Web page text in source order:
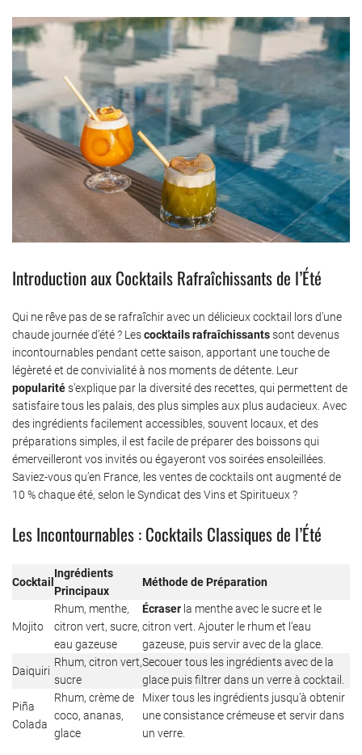
Introduction aux Cocktails Rafraîchissants de l’Été
Qui ne rêve pas de se rafraîchir avec un délicieux cocktail lors d’une
chaude journée d’été ? Lescocktails rafraîchissantssont devenus
incontournables pendant cette saison, apportant une touche de
légèreté et de convivialité à nos moments de détente. Leur
popularités’explique par la diversité des recettes, qui permettent de
satisfaire tous les palais, des plus simples aux plus audacieux. Avec
des ingrédients facilement accessibles, souvent locaux, et des
préparations simples, il est facile de préparer des boissons qui
émerveilleront vos invités ou égayeront vos soirées ensoleillées.
Saviez-vous qu’en France, les ventes de cocktails ont augmenté de
10 % chaque été, selon le Syndicat des Vins et Spiritueux ?
Les Incontournables : Cocktails Classiques de l’Été
Cocktail
Ingrédients
Principaux
Méthode de Préparation
Mojito
Rhum, menthe,
citron vert, sucre,
eau gazeuse
Écraser la menthe avec le sucre et le
citron vert. Ajouter le rhum et l’eau
gazeuse, puis servir avec de la glace.
Daiquiri
Rhum, citron vert,
sucre
Secouer tous les ingrédients avec de la
glace puis filtrer dans un verre à cocktail.
Piña
Colada
Rhum, crème de
coco, ananas,
glace
Mixer tous les ingrédients jusqu’à obtenir
une consistance crémeuse et servir dans
un verre.